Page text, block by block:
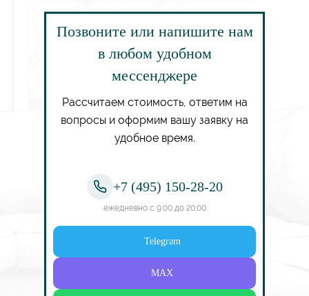
Позвоните или напишите нам
в любом удобном
мессенджере
Рассчитаем стоимость, ответим на
вопросы и оформим вашу заявку на
удобное время.
+7 (495) 150-28-20
ежедневно с 9:00 до 20:00
Telegram
MAX